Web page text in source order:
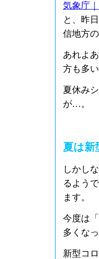
気象庁
と、昨
信地方
あれよ
方も多
夏休み
が…。
夏は新
しかし
るよう
ます。
今度は
多くな
新型コ